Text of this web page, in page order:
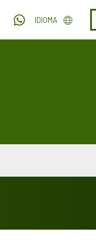
IDIOMA